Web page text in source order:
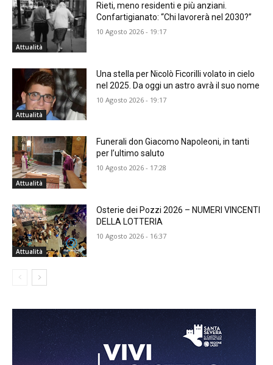
Attualità
Rieti, meno residenti e più anziani.
Confartigianato: “Chi lavorerà nel 2030?”
10 Agosto 2026 - 19:17
Attualità
Una stella per Nicolò Ficorilli volato in cielo
nel 2025. Da oggi un astro avrà il suo nome
10 Agosto 2026 - 19:17
Attualità
Funerali don Giacomo Napoleoni, in tanti
per l’ultimo saluto
10 Agosto 2026 - 17:28
Attualità
Osterie dei Pozzi 2026 – NUMERI VINCENTI
DELLA LOTTERIA
10 Agosto 2026 - 16:37